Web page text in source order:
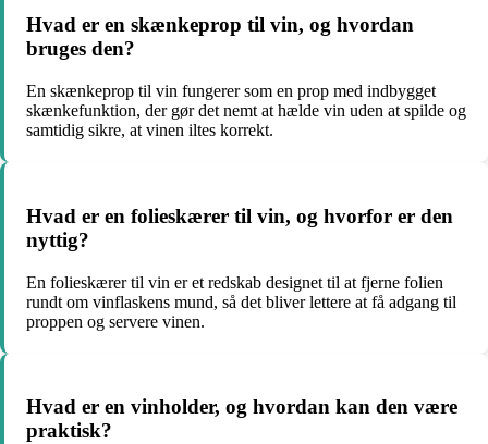
Hvad er en skænkeprop til vin, og hvordan
bruges den?
En skænkeprop til vin fungerer som en prop med indbygget
skænkefunktion, der gør det nemt at hælde vin uden at spilde og
samtidig sikre, at vinen iltes korrekt.
Hvad er en folieskærer til vin, og hvorfor er den
nyttig?
En folieskærer til vin er et redskab designet til at fjerne folien
rundt om vinflaskens mund, så det bliver lettere at få adgang til
proppen og servere vinen.
Hvad er en vinholder, og hvordan kan den være
praktisk?